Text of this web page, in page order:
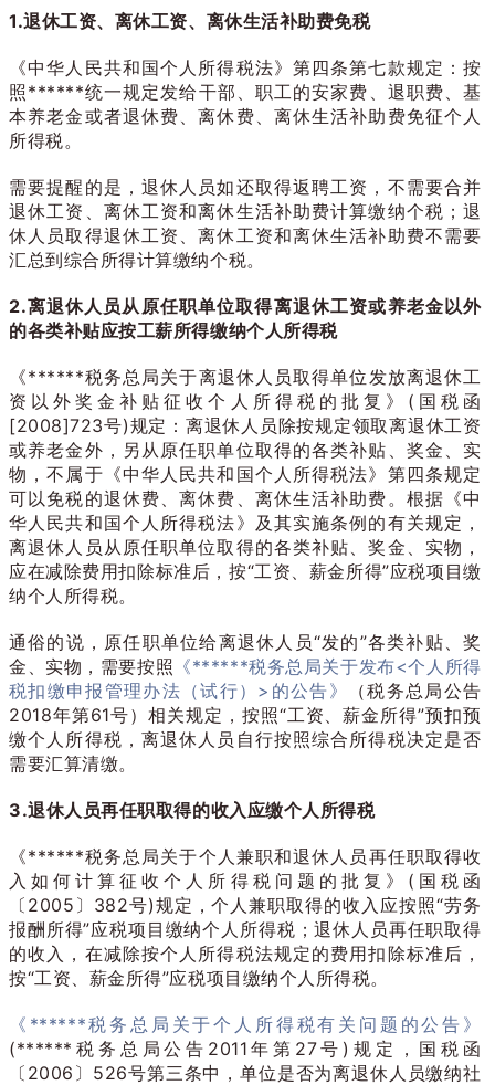
1.退休工资、离休工资、离休生活补助费免税
《中华人民共和国个人所得税法》第四条第七款规定：按
照******统一规定发给干部、职工的安家费、退职费、基
本养老金或者退休费、离休费、离休生活补助费免征个人
所得税。
需要提醒的是，退休人员如还取得返聘工资，不需要合并
退休工资、离休工资和离休生活补助费计算缴纳个税；退
休人员取得退休工资、离休工资和离休生活补助费不需要
汇总到综合所得计算缴纳个税。
2.离退休人员从原任职单位取得离退休工资或养老金以外
的各类补贴应按工薪所得缴纳个人所得税
《******税务总局关于离退休人员取得单位发放离退休工
资以外奖金补贴征收个人所得税的批复》(国税函
[2008]723号)规定：离退休人员除按规定领取离退休工资
或养老金外，另从原任职单位取得的各类补贴、奖金、实
物，不属于《中华人民共和国个人所得税法》第四条规定
可以免税的退休费、离休费、离休生活补助费。根据《中
华人民共和国个人所得税法》及其实施条例的有关规定，
离退休人员从原任职单位取得的各类补贴、奖金、实物，
应在减除费用扣除标准后，按“工资、薪金所得”应税项目缴
纳个人所得税。
通俗的说，原任职单位给离退休人员“发的”各类补贴、奖
金、实物，需要按照 《******税务总局关于发布<个人所得
税扣缴申报管理办法（试行）>的公告》
（税务总局公告
2018年第61号）相关规定，按照“工资、薪金所得”预扣预
缴个人所得税，离退休人员自行按照综合所得税决定是否
需要汇算清缴。
3.退休人员再任职取得的收入应缴个人所得税
《******税务总局关于个人兼职和退休人员再任职取得收
入如何计算征收个人所得税问题的批复》(国税函
〔2005〕382号)规定，个人兼职取得的收入应按照“劳务
报酬所得”应税项目缴纳个人所得税；退休人员再任职取得
的收入，在减除按个人所得税法规定的费用扣除标准后，
按“工资、薪金所得”应税项目缴纳个人所得税。
《******税务总局关于个人所得税有关问题的公告》
(******税务总局公告2011年第27号)规定，国税函
〔2006〕526号第三条中，单位是否为离退休人员缴纳社